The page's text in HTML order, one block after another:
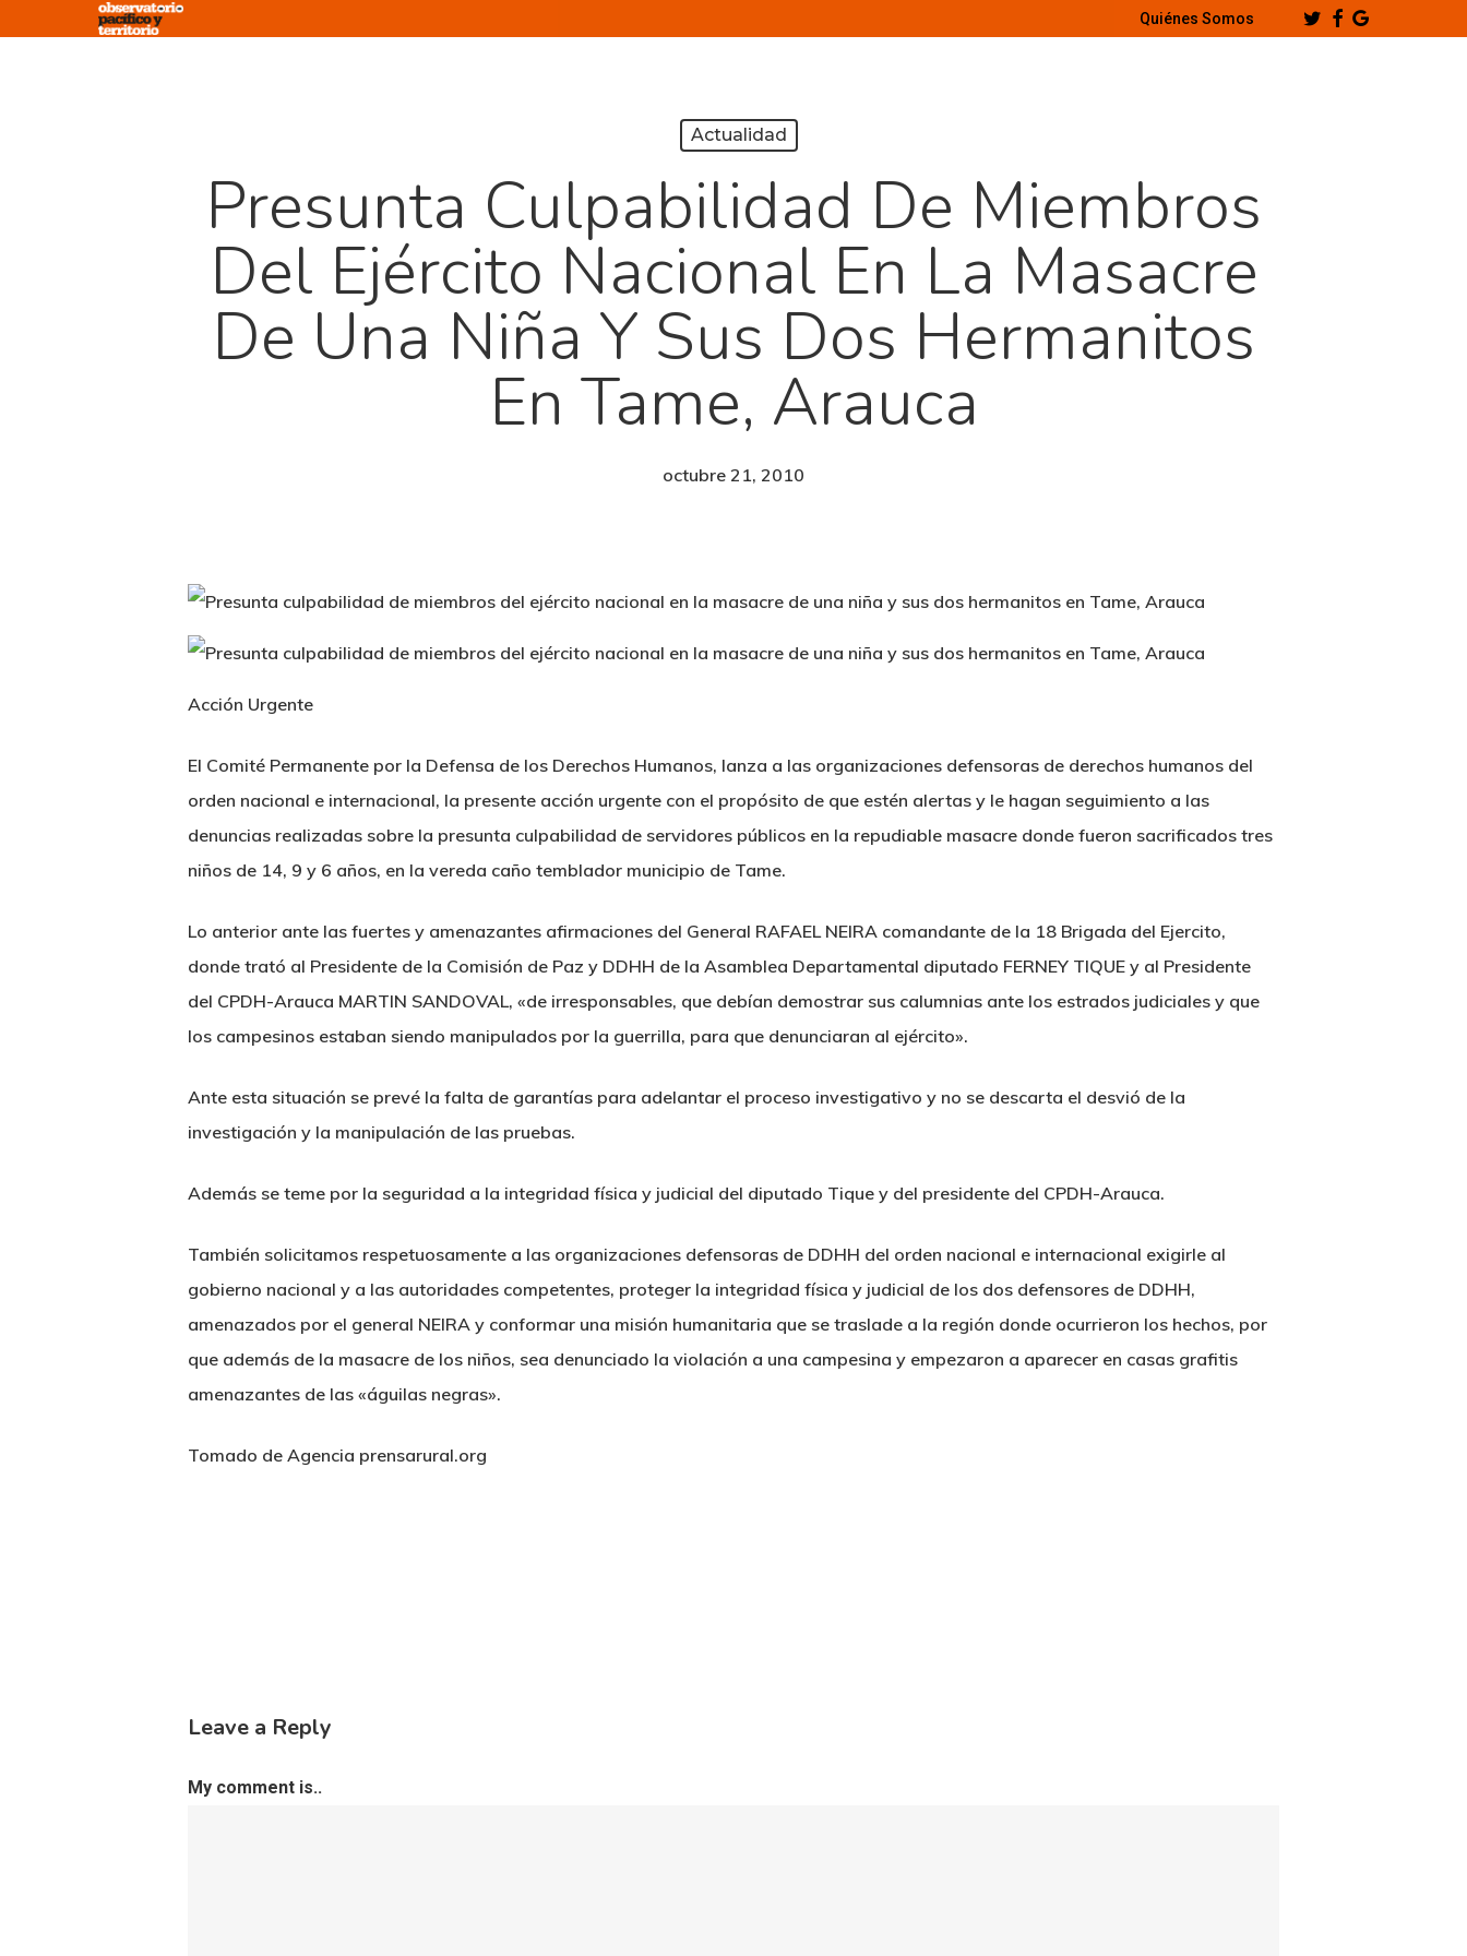
Quiénes Somos TwitterFacebook
Google-
Plus
Actualidad
Presunta Culpabilidad De Miembros
Del Ejército Nacional En La Masacre
De Una Niña Y Sus Dos Hermanitos
En Tame, Arauca
octubre 21, 2010
Acción Urgente
El Comité Permanente por la Defensa de los Derechos Humanos, lanza a las organizaciones defensoras de derechos humanos del
orden nacional e internacional, la presente acción urgente con el propósito de que estén alertas y le hagan seguimiento a las
denuncias realizadas sobre la presunta culpabilidad de servidores públicos en la repudiable masacre donde fueron sacrificados tres
niños de 14, 9 y 6 años, en la vereda caño temblador municipio de Tame.
Lo anterior ante las fuertes y amenazantes afirmaciones del General RAFAEL NEIRA comandante de la 18 Brigada del Ejercito,
donde trató al Presidente de la Comisión de Paz y DDHH de la Asamblea Departamental diputado FERNEY TIQUE y al Presidente
del CPDH-Arauca MARTIN SANDOVAL, «de irresponsables, que debían demostrar sus calumnias ante los estrados judiciales y que
los campesinos estaban siendo manipulados por la guerrilla, para que denunciaran al ejército».
Ante esta situación se prevé la falta de garantías para adelantar el proceso investigativo y no se descarta el desvió de la
investigación y la manipulación de las pruebas.
Además se teme por la seguridad a la integridad física y judicial del diputado Tique y del presidente del CPDH-Arauca.
También solicitamos respetuosamente a las organizaciones defensoras de DDHH del orden nacional e internacional exigirle al
gobierno nacional y a las autoridades competentes, proteger la integridad física y judicial de los dos defensores de DDHH,
amenazados por el general NEIRA y conformar una misión humanitaria que se traslade a la región donde ocurrieron los hechos, por
que además de la masacre de los niños, sea denunciado la violación a una campesina y empezaron a aparecer en casas grafitis
amenazantes de las «águilas negras».
Tomado de Agencia prensarural.org
Leave a Reply
My comment is..